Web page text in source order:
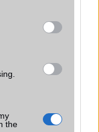
in below Google
the